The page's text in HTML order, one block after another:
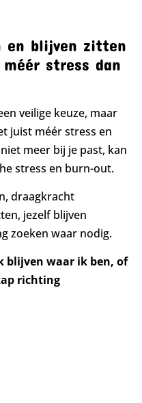
en blijven zitten
stress dan
veilige keuze, maar
juist méér stress en
meer bij je past, kan
stress en burn-out.
draagkracht
jezelf blijven
zoeken waar nodig.
blijven waar ik ben, of
richting